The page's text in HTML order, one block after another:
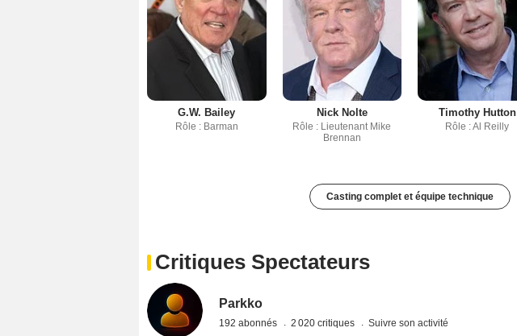
G.W. Bailey
Rôle : Barman
Nick Nolte
Rôle : Lieutenant Mike
Brennan
Timothy Hutton
Rôle : Al Reilly
Casting complet et équipe technique
Critiques Spectateurs
Parkko
192 abonnés 2 020 critiques Suivre son activité